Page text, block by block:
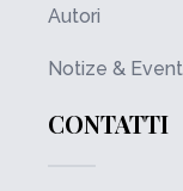
Autori
Notize &
CONTATTI